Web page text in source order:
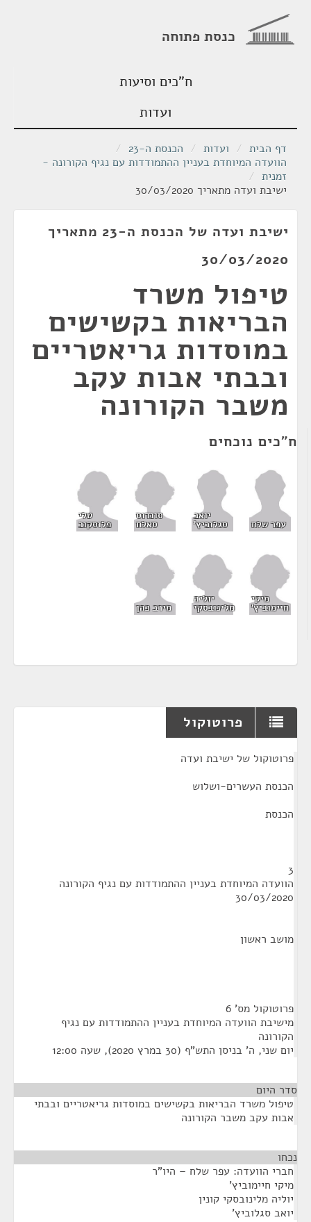
כנסת פתוחה
ח"כים וסיעות
ועדות
דף הבית / ועדות / הכנסת ה-23
/
הוועדה המיוחדת בעניין ההתמודדות עם נגיף הקורונה -
זמנית /
ישיבת ועדה מתאריך 30/03/2020
ישיבת ועדה של הכנסת ה-23 מתאריך
30/03/2020
טיפול משרד
הבריאות בקשישים
במוסדות גריאטריים
ובבתי אבות עקב
משבר הקורונה
ח"כים נוכחים
עפר שלח
יואב
סגלוביץ'
סונדוס
סאלח
טלי
פלוסקוב
מיקי
חיימוביץ'
יוליה
מלינובסקי מירב כהן
פרוטוקול
פרוטוקול של ישיבת ועדה
הכנסת העשרים-ושלוש
הכנסת
3
הוועדה המיוחדת בעניין ההתמודדות עם נגיף הקורונה
30/03/2020
מושב ראשון
פרוטוקול מס' 6
מישיבת הוועדה המיוחדת בעניין ההתמודדות עם נגיף
הקורונה
יום שני, ה' בניסן התש"ף (30 במרץ 2020), שעה 12:00
סדר היום
טיפול משרד הבריאות בקשישים במוסדות גריאטריים ובבתי
אבות עקב משבר הקורונה
נכחו
חברי הוועדה: עפר שלח – היו"ר
מיקי חיימוביץ'
יוליה מלינובסקי קונין
יואב סגלוביץ'